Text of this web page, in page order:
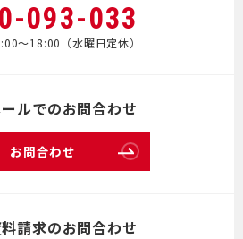
093-033
～18:00（水曜日定休）
ールでのお問合わせ
お問合わせ
請求のお問合わせ